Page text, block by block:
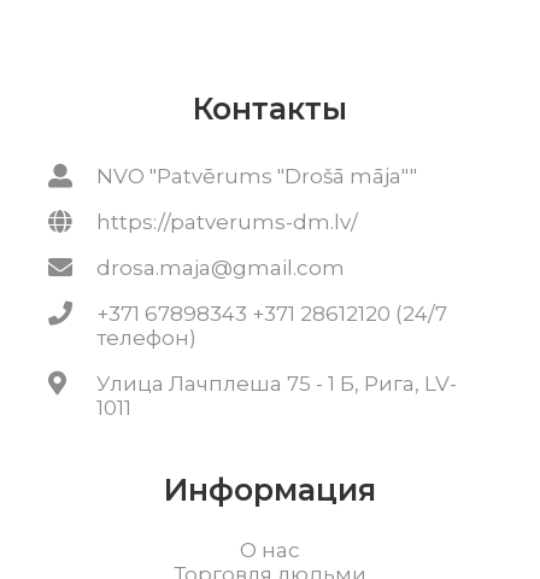
Контакты
NVO "Patvērums "Drošā māja""
https://patverums-dm.lv/
drosa.maja@gmail.com
+371 67898343 +371 28612120 (24/7
телефон)
Улица Лачплеша 75 - 1 Б, Рига, LV-
1011
Информация
О нас
Торговля людьми